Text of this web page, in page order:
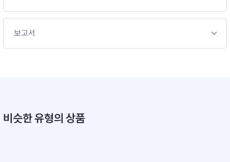
보고서
비슷한 유형의 상품